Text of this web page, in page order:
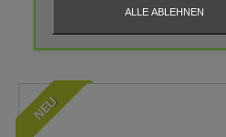
Auf Lager
NEU
ALLE ABLEHNEN